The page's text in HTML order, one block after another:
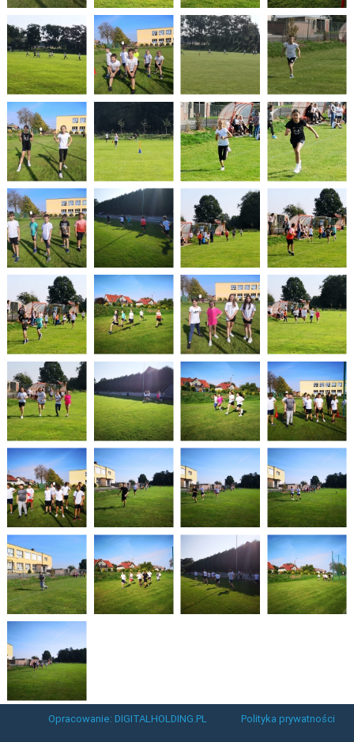
Opracowanie: DIGITALHOLDING.PL Polityka prywatności